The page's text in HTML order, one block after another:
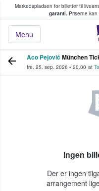
Markedspladsen for billetter til
garanti.Priserne kan
Menu
køber og
Aco PejovićMünchen
fre. 25. sep. 2026 • 20.00 at
Ingen
Der er ingen
arrangement